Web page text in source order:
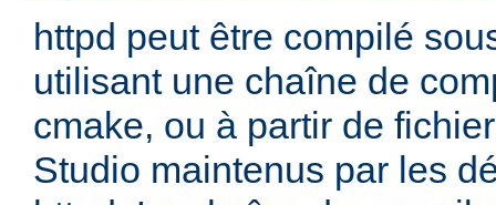
httpd peut être compilé
utilisant une chaîne de
cmake, ou à partir de
Studio maintenus par les